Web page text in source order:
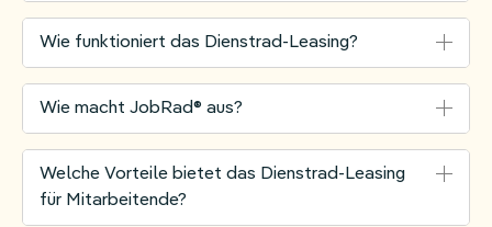
Wie funktioniert das Dienstrad-Leasing?
Wie macht JobRad® aus?
Welche Vorteile bietet das Dienstrad-Leasing
für Mitarbeitende?